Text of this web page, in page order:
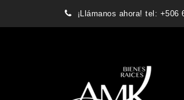
¡Llámanos ahora! tel: +506